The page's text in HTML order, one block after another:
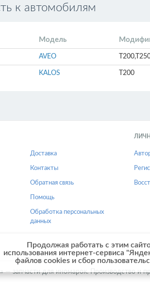
к автомобилям
Модель
AVEO
KALOS T200
Доставка
Контакты
Обратная связь
Помощь
Обработка персональных
данных
— запчасти для иномарок. Производство и
Продолжая работать с этим
использования интернет-сервиса
файлов cookies и сбор